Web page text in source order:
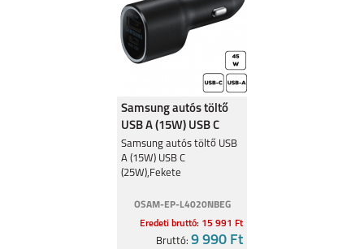
Samsung autós töltő
USB A (15W) USB C
(25W),Fekete
Samsung autós töltő USB
A (15W) USB C
(25W),Fekete
OSAM-EP-L4020NBEG
Eredeti bruttó: 15 991 Ft
Bruttó: 9 990 Ft